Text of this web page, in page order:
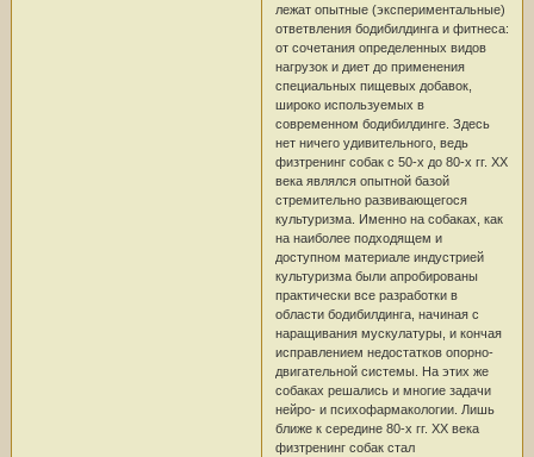
лежат опытные (экспериментальные)
ответвления бодибилдинга и фитнеса:
от сочетания определенных видов
нагрузок и диет до применения
специальных пищевых добавок,
широко используемых в
современном бодибилдинге. Здесь
нет ничего удивительного, ведь
физтренинг собак с 50-х до 80-х гг. XX
века являлся опытной базой
стремительно развивающегося
культуризма. Именно на собаках, как
на наиболее подходящем и
доступном материале индустрией
культуризма были апробированы
практически все разработки в
области бодибилдинга, начиная с
наращивания мускулатуры, и кончая
исправлением недостатков опорно-
двигательной системы. На этих же
собаках решались и многие задачи
нейро- и психофармакологии. Лишь
ближе к середине 80-х гг. XX века
физтренинг собак стал